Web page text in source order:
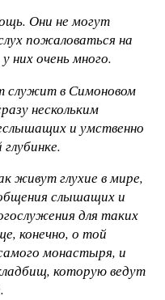
Они не могут
пожаловаться на
них очень много.
служит в Симоновом
нескольким
и умственно
живут глухие в мире,
слышащих и
для таких
конечно, о той
монастыря, и
которую ведут